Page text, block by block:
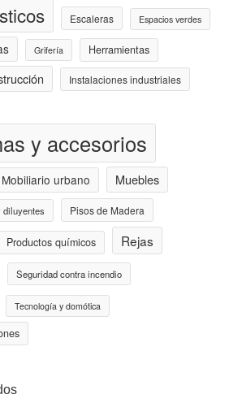
Escaleras Espacios verdes
Grifería Herramientas
Instalaciones industriales
y accesorios
Mobiliario urbano
Muebles
diluyentes Pisos de Madera
Productos químicos Rejas
Seguridad contra incendio
Tecnología y domótica